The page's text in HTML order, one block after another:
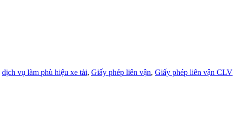
dịch vụ làm phù hiệu xe tải, Giấy phép liên vận, Giấy phép liên vận CLV